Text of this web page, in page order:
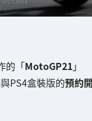
的「MotoGP21」
與PS4盒裝版的預約